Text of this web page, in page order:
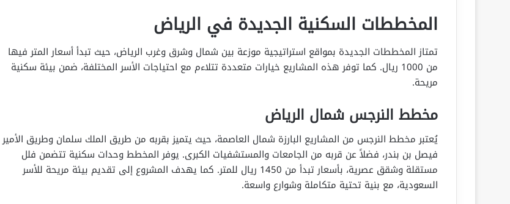
المخططات السكنية الجديدة في الرياض
تمتاز المخططات الجديدة بمواقع استراتيجية موزعة بين شمال وشرق وغرب الرياض، حيث تبدأ أسعار المتر فيها
من 1000 ريال. كما توفر هذه المشاريع خيارات متعددة تتلاءم مع احتياجات الأسر المختلفة، ضمن بيئة سكنية
مريحة.
مخطط النرجس شمال الرياض
يُعتبر مخطط النرجس من المشاريع البارزة شمال العاصمة، حيث يتميز بقربه من طريق الملك سلمان وطريق الأمير
فيصل بن بندر، فضلاً عن قربه من الجامعات والمستشفيات الكبرى. يوفر المخطط وحدات سكنية تتضمن فلل
مستقلة وشقق عصرية، بأسعار تبدأ من 1450 ريال للمتر. كما يهدف المشروع إلى تقديم بيئة مريحة للأسر
السعودية، مع بنية تحتية متكاملة وشوارع واسعة.